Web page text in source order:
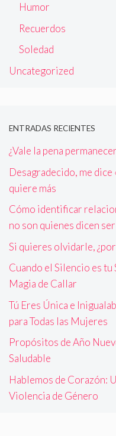
Humor
Recuerdos
Soledad
Uncategorized
ENTRADAS RECIENTES
¿Vale la pena
Desagradecido, me dice
quiere más
Cómo identificar
no son quienes dicen ser
Si quieres olvidarle,
Cuando el Silencio es
Magia de Callar
Tú Eres Única e
para Todas las Mujeres
Propósitos de Año
Saludable
Hablemos de Corazón:
Violencia de Género